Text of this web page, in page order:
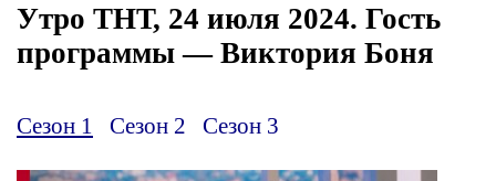
Утро ТНТ, 24 июля 2024. Гость
программы — Виктория Боня
Сезон 1 Сезон 2 Сезон 3